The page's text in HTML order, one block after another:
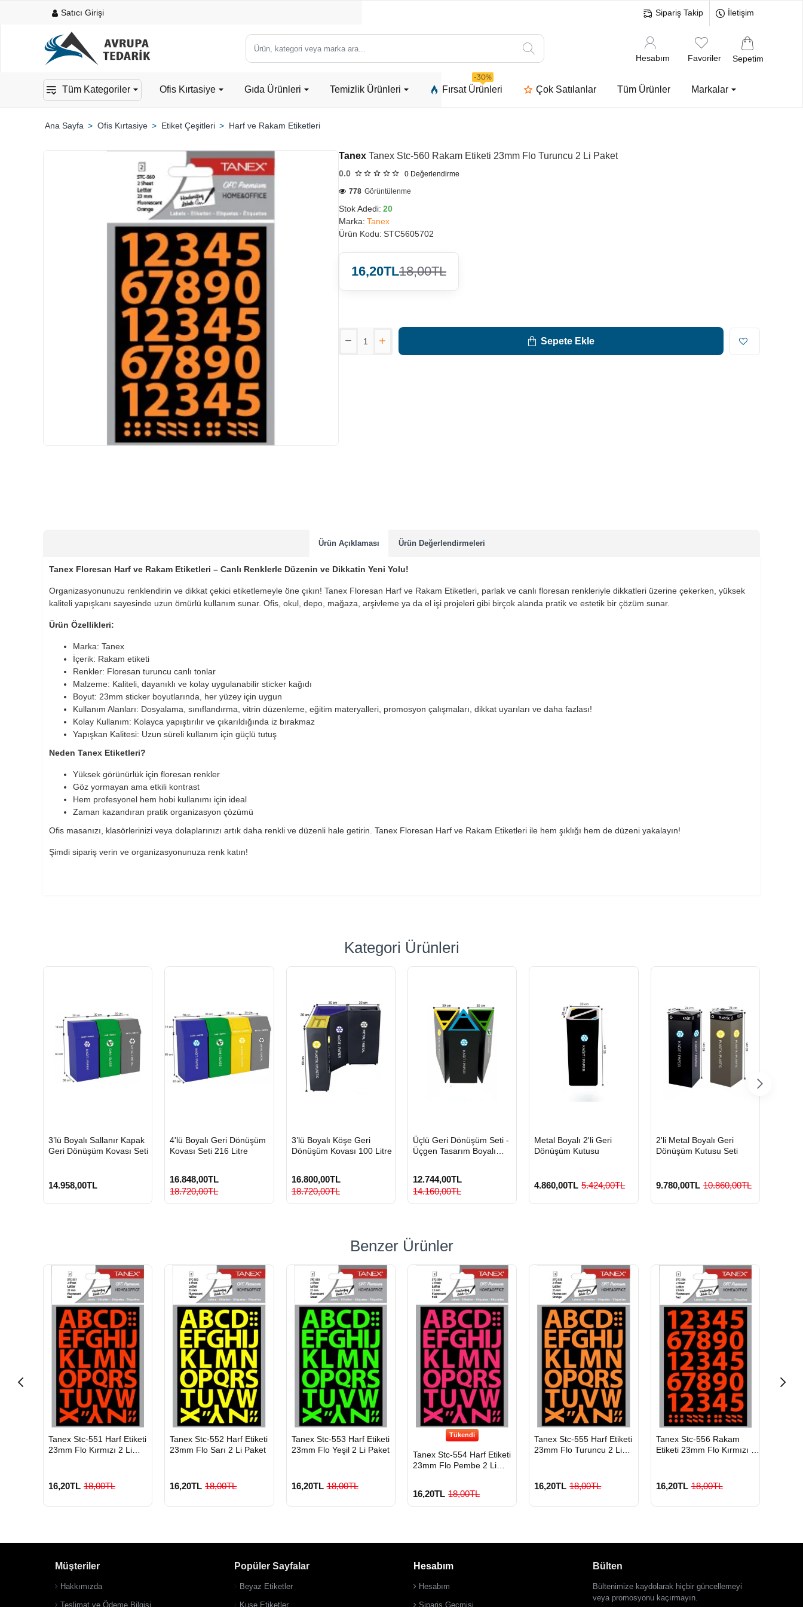
Satıcı Girişi Sipariş Takip İletişim
Ürün,
kategori
marka
Hesabım Favoriler Sepetim
Tüm Kategoriler Ofis Kırtasiye Gıda Ürünleri Temizlik Ürünleri Fırsat Ürünleri
-30%
Çok Satılanlar Tüm Ürünler Markalar
Ofis Kırtasiye Etiket Çeşitleri Harf ve Rakam Etiketleri
Tanex Tanex Stc-560 Rakam Etiketi 23mm Flo Turuncu 2 Li Paket
0.0 0 Değerlendirme
Stok Adedi: 20
Marka: Tanex
Ürün Kodu: STC5605702
778 Görüntülenme
16,20TL18,00TL
Sepete Ekle
Ürün Açıklaması Ürün Değerlendirmeleri
Tanex Floresan Harf ve Rakam Etiketleri – Canlı Renklerle Düzenin ve Dikkatin Yeni Yolu!
Organizasyonunuzu renklendirin ve dikkat çekici etiketlemeyle öne çıkın! Tanex Floresan Harf ve Rakam Etiketleri, parlak ve canlı floresan renkleriyle dikkatleri üzerine çekerken, yüksek
kaliteli yapışkanı sayesinde uzun ömürlü kullanım sunar. Ofis, okul, depo, mağaza, arşivleme ya da el işi projeleri gibi birçok alanda pratik ve estetik bir çözüm sunar.
Ürün Özellikleri:
Marka: Tanex
İçerik: Rakam etiketi
Renkler: Floresan turuncu canlı tonlar
Malzeme: Kaliteli, dayanıklı ve kolay uygulanabilir sticker kağıdı
Boyut: 23mm sticker boyutlarında, her yüzey için uygun
Kullanım Alanları: Dosyalama, sınıflandırma, vitrin düzenleme, eğitim materyalleri, promosyon çalışmaları, dikkat uyarıları ve daha fazlası!
Kolay Kullanım: Kolayca yapıştırılır ve çıkarıldığında iz bırakmaz
Yapışkan Kalitesi: Uzun süreli kullanım için güçlü tutuş
Neden Tanex Etiketleri?
Yüksek görünürlük için floresan renkler
Göz yormayan ama etkili kontrast
Hem profesyonel hem hobi kullanımı için ideal
Zaman kazandıran pratik organizasyon çözümü
Ofis masanızı, klasörlerinizi veya dolaplarınızı artık daha renkli ve düzenli hale getirin. Tanex Floresan Harf ve Rakam Etiketleri ile hem şıklığı hem de düzeni yakalayın!
Şimdi sipariş verin ve organizasyonunuza renk katın!
Kategori Ürünleri
HIZLI
GÖNDERİ
3’lü Boyalı Sallanır Kapak
Geri Dönüşüm Kovası Seti
14.958,00TL
HIZLI
GÖNDERİ
4'lü Boyalı Geri Dönüşüm
Kovası Seti 216 Litre
16.848,00TL
18.720,00TL
HIZLI
GÖNDERİ
3’lü Boyalı Köşe Geri
Dönüşüm Kovası 100 Litre
16.800,00TL
18.720,00TL
HIZLI
GÖNDERİ
Üçlü Geri Dönüşüm Seti -
Üçgen Tasarım Boyalı
12.744,00TL
14.160,00TL
HIZLI
GÖNDERİ
Metal Boyalı 2'li Geri
Dönüşüm Kutusu
4.860,00TL 5.424,00TL
HIZLI
GÖNDERİ
2'li Metal Boyalı Geri
Dönüşüm Kutusu Seti
9.780,00TL 10.860,00TL
Benzer Ürünler
GÖNDERİ
Tanex Stc-551 Harf Etiketi
23mm Flo Kırmızı 2 Li
16,20TL 18,00TL
GÖNDERİ
Tanex Stc-552 Harf Etiketi
23mm Flo Sarı 2 Li Paket
16,20TL 18,00TL
GÖNDERİ
Tanex Stc-553 Harf Etiketi
23mm Flo Yeşil 2 Li Paket
16,20TL 18,00TL
Tükendi
Tanex Stc-554 Harf Etiketi
23mm Flo Pembe 2 Li
16,20TL 18,00TL
GÖNDERİ
Tanex Stc-555 Harf Etiketi
23mm Flo Turuncu 2 Li
16,20TL 18,00TL
GÖNDERİ
Tanex Stc-556 Rakam
Etiketi 23mm Flo Kırmızı 2
16,20TL 18,00TL
Müşteriler
Hakkımızda
Teslimat ve Ödeme Bilgisi
Popüler Sayfalar
Beyaz Etiketler
Kuşe Etiketler
Hesabım
Hesabım
Sipariş Geçmişi
Bülten
Bültenimize kaydolarak hiçbir güncellemeyi
veya promosyonu kaçırmayın.